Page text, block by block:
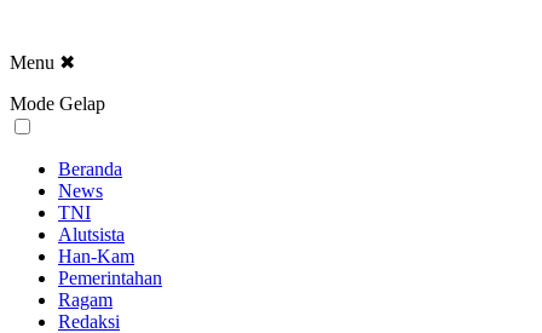
Menu ✖
Mode Gelap
Beranda
News
TNI
Alutsista
Han-Kam
Pemerintahan
Ragam
Redaksi